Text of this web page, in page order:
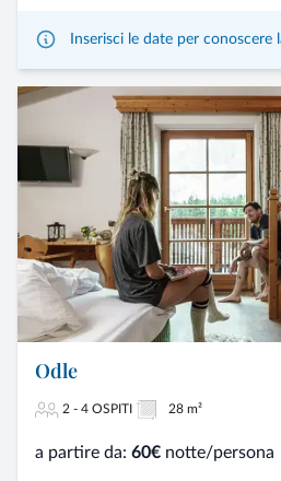
Inserisci le date per conoscere
Odle
2 - 4 OSPITI 28 m²
a partire da: 60€ notte/persona